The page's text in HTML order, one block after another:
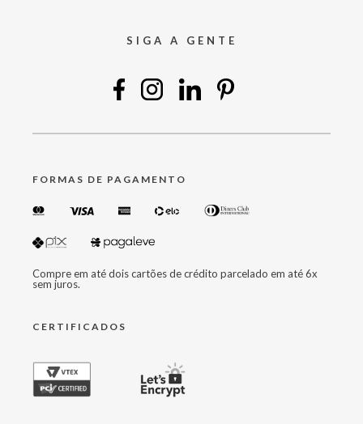
SIGA A GENTE
FORMAS DE PAGAMENTO
Compre em até dois cartões de crédito parcelado em até 6x
sem juros.
CERTIFICADOS